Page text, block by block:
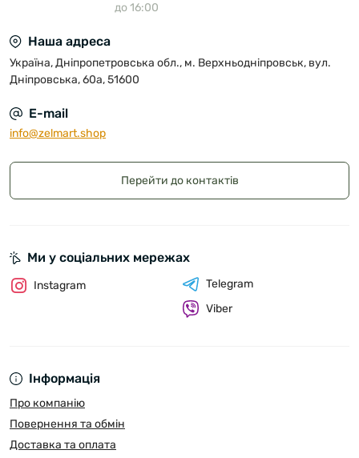
до 16:00
Наша адреса
Україна, Дніпропетровська обл., м. Верхньодніпровськ, вул.
Дніпровська, 60а, 51600
E-mail
info@zelmart.shop
Перейти до контактів
Інформація
Про компанію
Повернення та обмін
Доставка та оплата
Ми у соціальних мережах
Instagram
Telegram
Viber